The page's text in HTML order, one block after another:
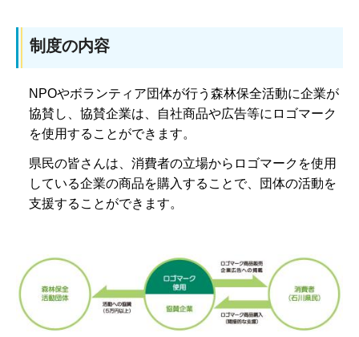
制度の内容
NPOやボランティア団体が行う森林保全活動に企業が
協賛し、協賛企業は、自社商品や広告等にロゴマーク
を使用することができます。
県民の皆さんは、消費者の立場からロゴマークを使用
している企業の商品を購入することで、団体の活動を
支援することができます。